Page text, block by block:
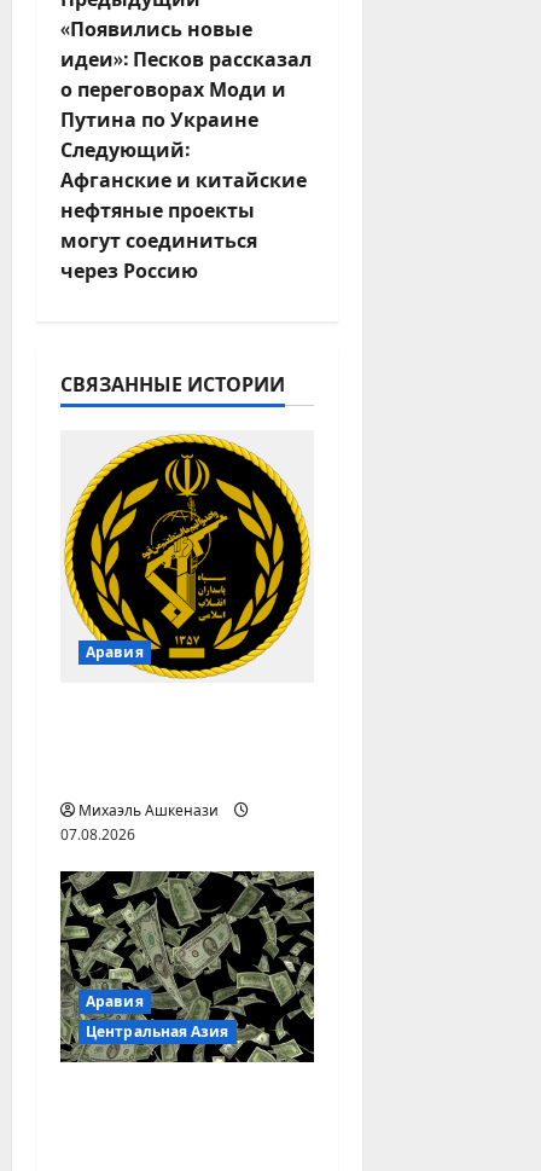
а
в
и
г
а
я
а
п
и
«Появились новые
идеи»: Песков рассказал
о переговорах Моди и
Путина по Украине
Следующий:
Афганские и китайские
нефтяные проекты
могут соединиться
через Россию
СВЯЗАННЫЕ ИСТОРИИ
Аравия
Михаэль Ашкенази
07.08.2026
Аравия
Центральная Азия